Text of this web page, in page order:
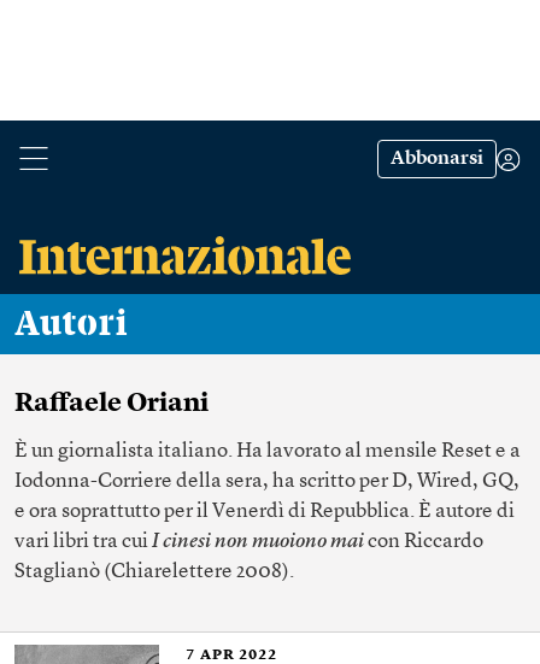
Abbonarsi
Autori
Raffaele Oriani
È un giornalista italiano. Ha lavorato al mensile Reset e a
Iodonna-Corriere della sera, ha scritto per D, Wired, GQ,
e ora soprattutto per il Venerdì di Repubblica. È autore di
vari libri tra cuiI cinesi non muoiono maicon Riccardo
Staglianò (Chiarelettere 2008).
7 APR 2022